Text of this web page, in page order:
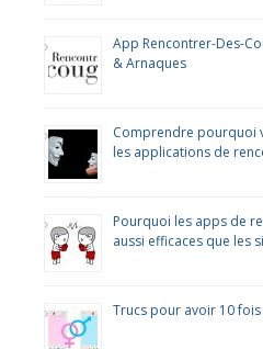
App Rencontrer-Des-
& Arnaques
Comprendre pourquoi
les applications de
Pourquoi les apps de
aussi efficaces que les
Trucs pour avoir 10